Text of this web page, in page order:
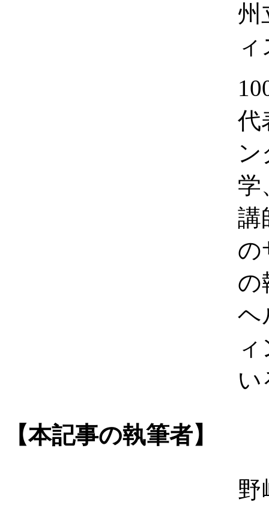
州
代
学
講
の
の
ヘ
い
【本記事の執筆者】